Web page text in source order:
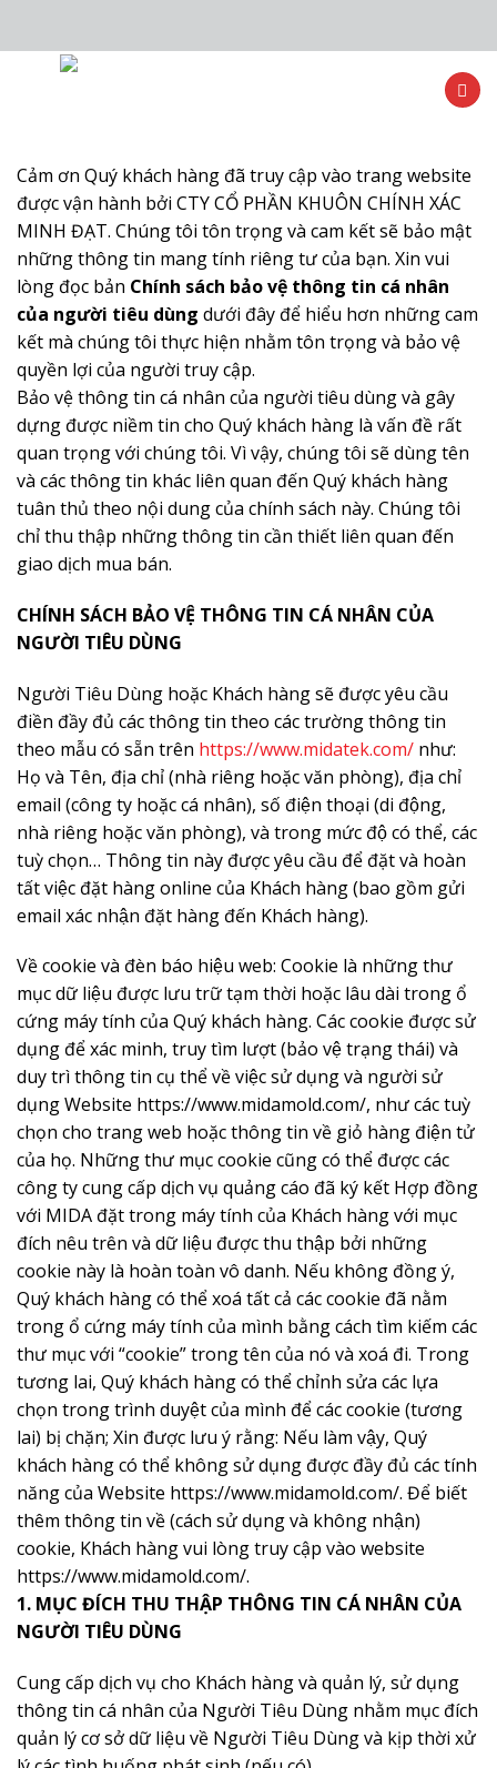
content
Cảm ơn Quý khách hàng đã truy cập vào trang website
được vận hành bởi CTY CỔ PHẦN KHUÔN CHÍNH XÁC
MINH ĐẠT. Chúng tôi tôn trọng và cam kết sẽ bảo mật
những thông tin mang tính riêng tư của bạn. Xin vui
lòng đọc bản Chính sách bảo vệ thông tin cá nhân
của người tiêu dùng dưới đây để hiểu hơn những cam
kết mà chúng tôi thực hiện nhằm tôn trọng và bảo vệ
quyền lợi của người truy cập.
Bảo vệ thông tin cá nhân của người tiêu dùng và gây
dựng được niềm tin cho Quý khách hàng là vấn đề rất
quan trọng với chúng tôi. Vì vậy, chúng tôi sẽ dùng tên
và các thông tin khác liên quan đến Quý khách hàng
tuân thủ theo nội dung của chính sách này. Chúng tôi
chỉ thu thập những thông tin cần thiết liên quan đến
giao dịch mua bán.
CHÍNH SÁCH BẢO VỆ THÔNG TIN CÁ NHÂN CỦA
NGƯỜI TIÊU DÙNG
Người Tiêu Dùng hoặc Khách hàng sẽ được yêu cầu
điền đầy đủ các thông tin theo các trường thông tin
theo mẫu có sẵn trên https://www.midatek.com/ như:
Họ và Tên, địa chỉ (nhà riêng hoặc văn phòng), địa chỉ
email (công ty hoặc cá nhân), số điện thoại (di động,
nhà riêng hoặc văn phòng), và trong mức độ có thể, các
tuỳ chọn… Thông tin này được yêu cầu để đặt và hoàn
tất việc đặt hàng online của Khách hàng (bao gồm gửi
email xác nhận đặt hàng đến Khách hàng).
Về cookie và đèn báo hiệu web: Cookie là những thư
mục dữ liệu được lưu trữ tạm thời hoặc lâu dài trong ổ
cứng máy tính của Quý khách hàng. Các cookie được sử
dụng để xác minh, truy tìm lượt (bảo vệ trạng thái) và
duy trì thông tin cụ thể về việc sử dụng và người sử
dụng Website https://www.midamold.com/, như các tuỳ
chọn cho trang web hoặc thông tin về giỏ hàng điện tử
của họ. Những thư mục cookie cũng có thể được các
công ty cung cấp dịch vụ quảng cáo đã ký kết Hợp đồng
với MIDA đặt trong máy tính của Khách hàng với mục
đích nêu trên và dữ liệu được thu thập bởi những
cookie này là hoàn toàn vô danh. Nếu không đồng ý,
Quý khách hàng có thể xoá tất cả các cookie đã nằm
trong ổ cứng máy tính của mình bằng cách tìm kiếm các
thư mục với “cookie” trong tên của nó và xoá đi. Trong
tương lai, Quý khách hàng có thể chỉnh sửa các lựa
chọn trong trình duyệt của mình để các cookie (tương
lai) bị chặn; Xin được lưu ý rằng: Nếu làm vậy, Quý
khách hàng có thể không sử dụng được đầy đủ các tính
năng của Website https://www.midamold.com/. Để biết
thêm thông tin về (cách sử dụng và không nhận)
cookie, Khách hàng vui lòng truy cập vào website
https://www.midamold.com/.
1. MỤC ĐÍCH THU THẬP THÔNG TIN CÁ NHÂN CỦA
NGƯỜI TIÊU DÙNG
Cung cấp dịch vụ cho Khách hàng và quản lý, sử dụng
thông tin cá nhân của Người Tiêu Dùng nhằm mục đích
quản lý cơ sở dữ liệu về Người Tiêu Dùng và kịp thời xử